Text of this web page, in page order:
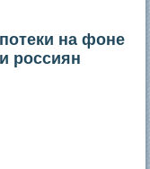
на фоне
россиян